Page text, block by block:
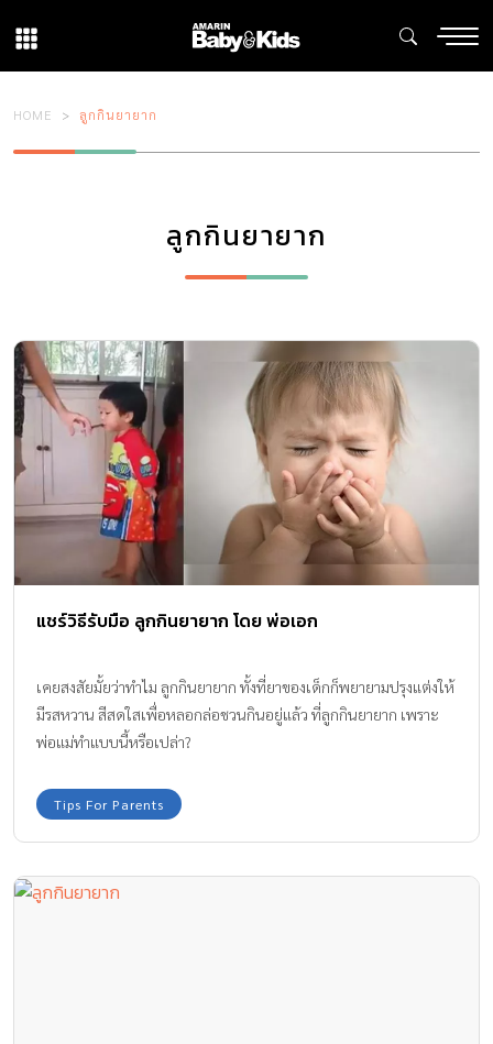
HOME ลูกกินยายาก
ลูกกินยายาก
แชร์วิธีรับมือ ลูกกินยายาก โดย พ่อเอก
เคยสงสัยมั้ยว่าทำไม ลูกกินยายาก ทั้งที่ยาของเด็กก็พยายามปรุงแต่งให้
มีรสหวาน สีสดใสเพื่อหลอกล่อชวนกินอยู่แล้ว ที่ลูกกินยายาก เพราะ
พ่อแม่ทำแบบนี้หรือเปล่า?
Tips For Parents